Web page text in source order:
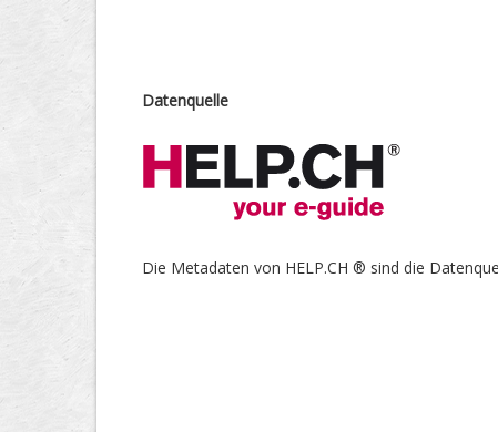
Datenquelle
Die Metadaten von HELP.CH ® sind die